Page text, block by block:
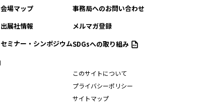
会場マップ
出展社情報
セミナー・シンポジウム
事務局へのお問い合わせ
メルマガ登録
SDGsへの取り組み
このサイトについて
プライバシーポリシー
サイトマップ